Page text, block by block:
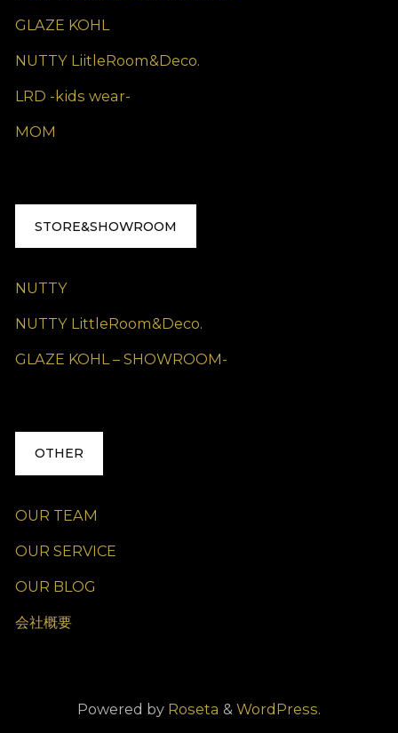
GLAZE KOHL
NUTTY LiitleRoom&Deco.
LRD -kids wear-
MOM
STORE&SHOWROOM
NUTTY
NUTTY LittleRoom&Deco.
GLAZE KOHL – SHOWROOM-
OTHER
OUR TEAM
OUR SERVICE
OUR BLOG
会社概要
Powered by Roseta & WordPress.